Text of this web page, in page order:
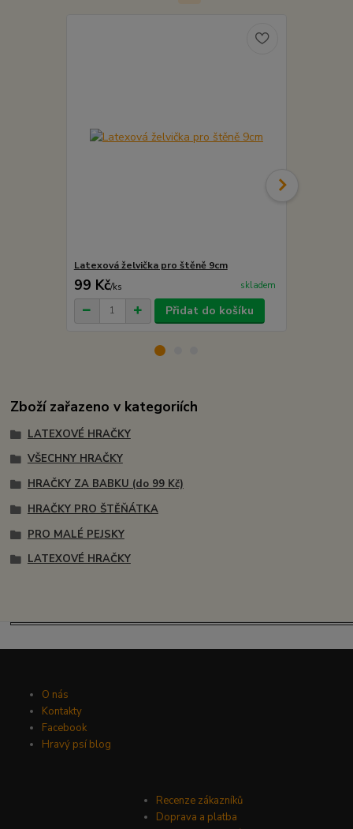
Latexová želvička pro štěně 9cm
99 Kč/ks skladem
Přidat do košíku
Zboží zařazeno v kategoriích
LATEXOVÉ HRAČKY
VŠECHNY HRAČKY
HRAČKY ZA BABKU (do 99 Kč)
HRAČKY PRO ŠTĚŇÁTKA
PRO MALÉ PEJSKY
LATEXOVÉ HRAČKY
O nás
Kontakty
Facebook
Hravý psí blog
Recenze zákazníků
Doprava a platba